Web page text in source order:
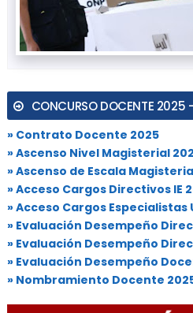
CONCURSO DOCENTE 2025
» Contrato Docente 2025
» Ascenso Nivel Magisterial
» Ascenso de Escala
» Acceso Cargos Directivos IE
» Acceso Cargos Especialistas
» Evaluación Desempeño
» Evaluación Desempeño
» Evaluación Desempeño
» Nombramiento Docente